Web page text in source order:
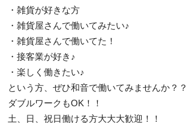
・雑貨が好きな方
・雑貨屋さんで働いてみたい♪
・雑貨屋さんで働いてた！
・接客業が好き♪
・楽しく働きたい♪
という方、ぜひ和音で働いてみませんか？？
ダブルワークもOK！！
土、日、祝日働ける方大大大歓迎！！